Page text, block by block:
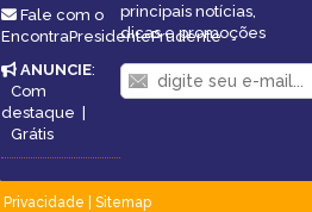
Fale com o
EncontraPresidentePrudente
ANUNCIE:
Com
destaque
Grátis
principais notícias,
dicas e promoções
Privacidade
Sitemap